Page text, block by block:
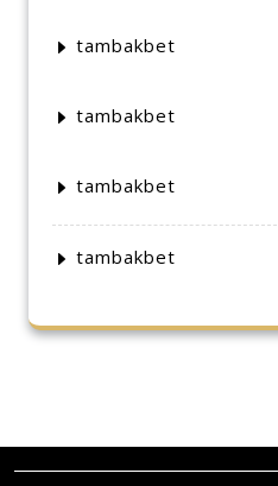
tambakbet
tambakbet
tambakbet
tambakbet